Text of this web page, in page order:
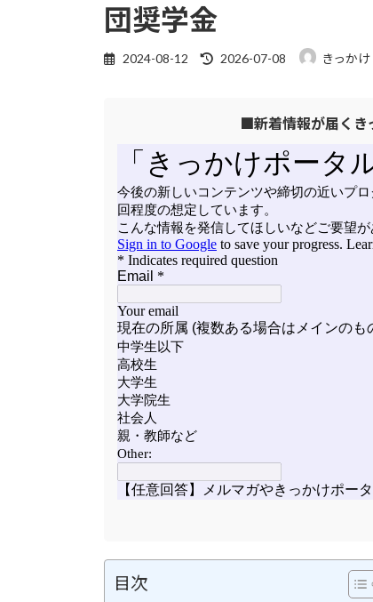
団奨学金
2024-08-12
最
時
:
2026-07-08 きっかけ
■新着情報が届くき
目次